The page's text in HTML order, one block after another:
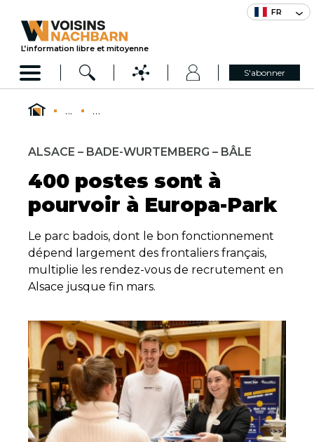
FR
L’information libre et mitoyenne
S'abonner
... ...
ALSACE – BADE-WURTEMBERG – BÂLE
400 postes sont à
pourvoir à Europa-Park
Le parc badois, dont le bon fonctionnement
dépend largement des frontaliers français,
multiplie les rendez-vous de recrutement en
Alsace jusque fin mars.